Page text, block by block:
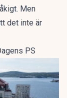
Men
det inte är
PS